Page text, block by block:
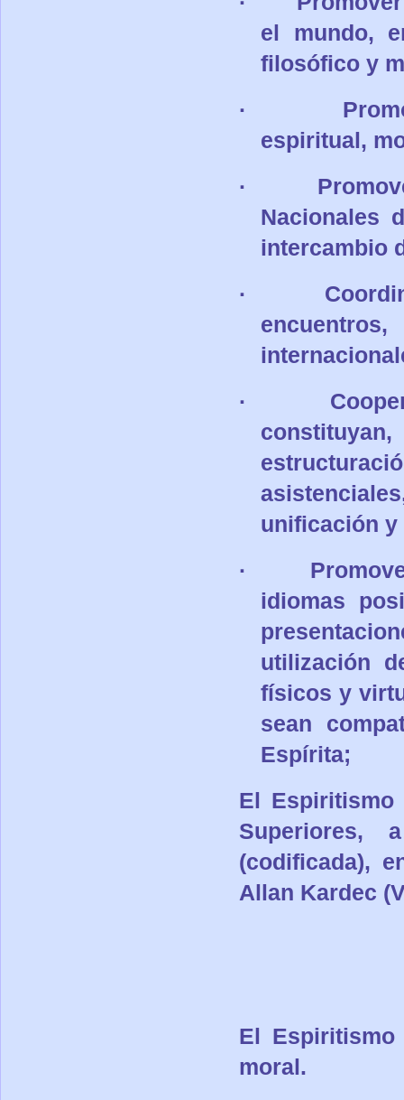
el mundo,
filosófico y
·
espiritual ,
·
Nacionales
intercambio
·
·
unificación y
·
idiomas
utilización
físicos y
sean
Espírita;
El
Superiores,
(codificada),
Allan Kardec
El
moral.